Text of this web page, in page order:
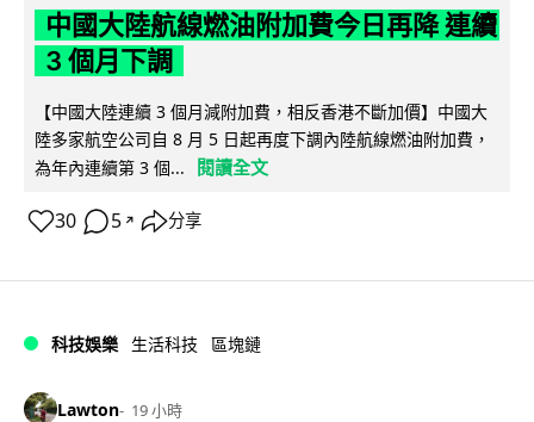
中國大陸航線燃油附加費今日再降 連續
3 個月下調
【中國大陸連續 3 個月減附加費，相反香港不斷加價】中國大
陸多家航空公司自 8 月 5 日起再度下調內陸航線燃油附加費，
為年內連續第 3 個...
閱讀全文
30 5 ↗ 分享
科技娛樂 生活科技 區塊鏈
Lawton 19 小時